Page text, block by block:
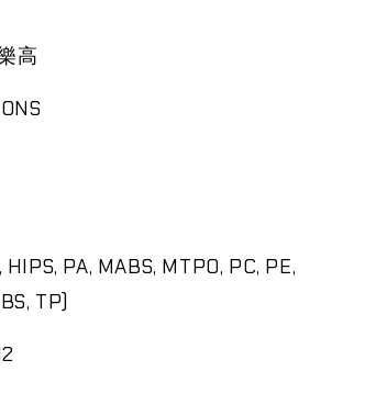
高
PA, MABS, MTPO, PC, PE,
TP)